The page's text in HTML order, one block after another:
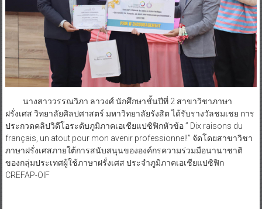
นางสาววรรณวิภา ลาวงศ์ นักศึกษาชั้นปีที่ 2 สาขาวิชาภาษา
ฝรั่งเศส วิทยาลัยศิลปศาสตร์ มหาวิทยาลัยรังสิต ได้รับรางวัลชมเชย การ
ประกวดคลิปวิดีโอระดับภูมิภาคเอเชียแปซิฟิกหัวข้อ ” Dix raisons du
français, un atout pour mon avenir professionnel!” จัดโดยสาขาวิชา
ภาษาฝรั่งเศสภายใต้การสนับสนุนขององค์กรความร่วมมือนานาชาติ
ของกลุ่มประเทศผู้ใช้ภาษาฝรั่งเศส ประจำภูมิภาคเอเชียแปซิฟิก
CREFAP-OIF